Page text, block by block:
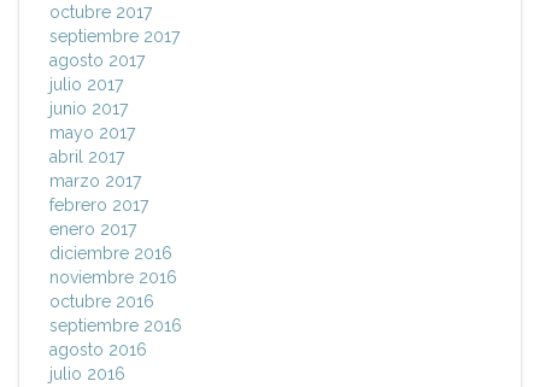
octubre 2017
septiembre 2017
agosto 2017
julio 2017
junio 2017
mayo 2017
abril 2017
marzo 2017
febrero 2017
enero 2017
diciembre 2016
noviembre 2016
octubre 2016
septiembre 2016
agosto 2016
julio 2016